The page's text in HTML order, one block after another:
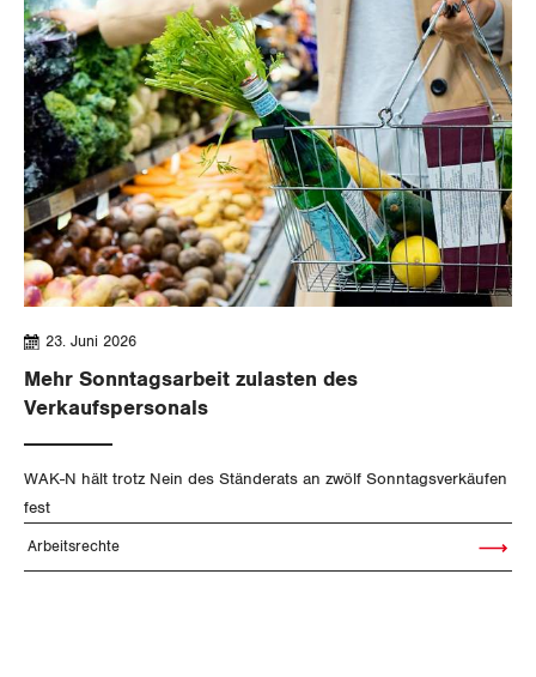
Mehr Sonntagsarbeit zulasten des
Verkaufspersonals
23. Juni 2026
WAK-N hält trotz Nein des Ständerats an zwölf Sonntagsverkäufen
fest
Arbeitsrechte
Artikel